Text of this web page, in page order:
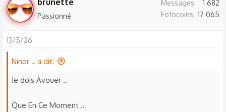
brunette
Passionné
Messages
1 682
Fofocoins 17 065
13/5/26
Ninor .. a dit:
Je dois Avouer ..
Que En Ce Moment ..